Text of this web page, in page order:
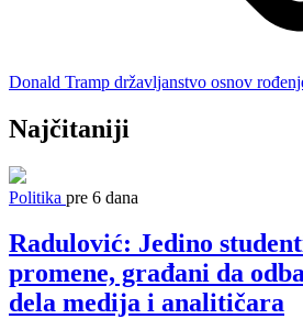
Donald Tramp državljanstvo osnov
Najčitaniji
Politika pre 6 dana
Radulović: Jedino
promene, građani da
dela medija i analitičara